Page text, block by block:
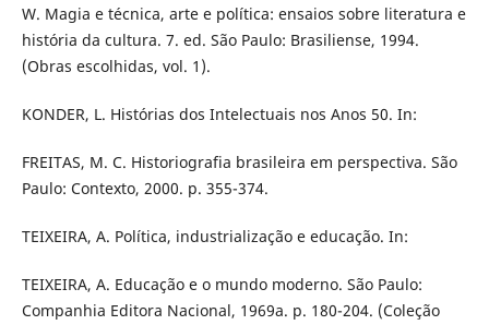
W. Magia e técnica, arte e política: ensaios sobre literatura e
história da cultura. 7. ed. São Paulo: Brasiliense, 1994.
(Obras escolhidas, vol. 1).
KONDER, L. Histórias dos Intelectuais nos Anos 50. In:
FREITAS, M. C. Historiografia brasileira em perspectiva. São
Paulo: Contexto, 2000. p. 355-374.
TEIXEIRA, A. Política, industrialização e educação. In:
TEIXEIRA, A. Educação e o mundo moderno. São Paulo:
Companhia Editora Nacional, 1969a. p. 180-204. (Coleção